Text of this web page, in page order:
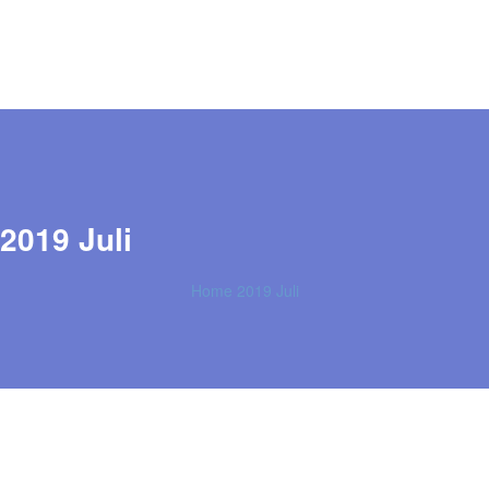
2019 Juli
Home 2019 Juli